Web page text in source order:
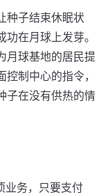
种子结束休眠状
在月球上发芽。
月球基地的居民提
制中心的指令，
子在没有供热的情
业务，只要支付